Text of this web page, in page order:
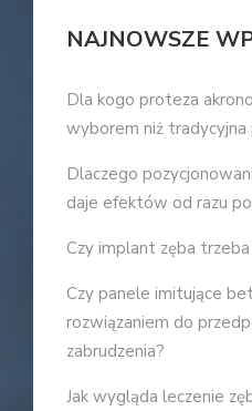
NAJNOWSZE
Dla kogo proteza
wyborem niż
Dlaczego
daje efektów od razu
Czy implant zęba
Czy panele imitujące
rozwiązaniem do
zabrudzenia?
Jak wygląda leczenie